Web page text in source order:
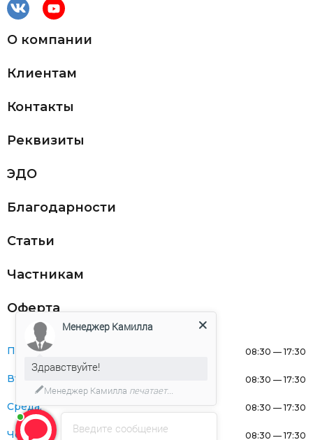
О компании
Клиентам
Контакты
Реквизиты
ЭДО
Благодарности
Статьи
Частникам
Оферта
Понедельник: 08:30 — 17:30
Вторник: 08:30 — 17:30
Среда: 08:30 — 17:30
Четверг: 08:30 — 17:30
Введите сообщение
Менеджер Камилла
Здравствуйте!
Менеджер Камилла печатает...